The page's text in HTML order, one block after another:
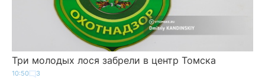
Три молодых лося забрели в центр Томска
10:50 3